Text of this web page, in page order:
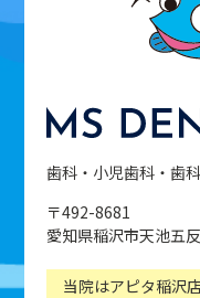
歯科・小児歯科・歯
〒492-8681
愛知県稲沢市天池五
当院はアピタ稲沢